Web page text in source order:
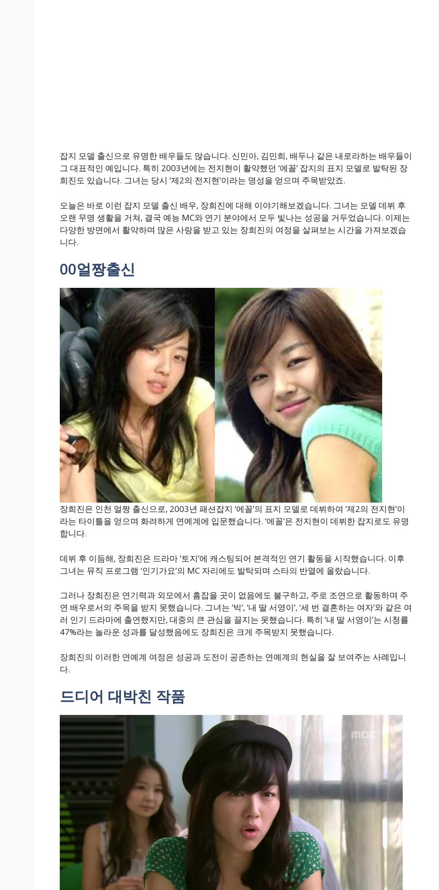
잡지 모델 출신으로 유명한 배우들도 많습니다. 신민아, 김민희, 배두나 같은 내로라하는 배우들이
그 대표적인 예입니다. 특히 2003년에는 전지현이 활약했던 ‘에꼴’ 잡지의 표지 모델로 발탁된 장
희진도 있습니다. 그녀는 당시 ‘제2의 전지현’이라는 명성을 얻으며 주목받았죠.
오늘은 바로 이런 잡지 모델 출신 배우, 장희진에 대해 이야기해보겠습니다. 그녀는 모델 데뷔 후
오랜 무명 생활을 거쳐, 결국 예능 MC와 연기 분야에서 모두 빛나는 성공을 거두었습니다. 이제는
다양한 방면에서 활약하며 많은 사랑을 받고 있는 장희진의 여정을 살펴보는 시간을 가져보겠습
니다.
00얼짱출신
장희진은 인천 얼짱 출신으로, 2003년 패션잡지 ‘에꼴’의 표지 모델로 데뷔하여 ‘제2의 전지현’이
라는 타이틀을 얻으며 화려하게 연예계에 입문했습니다. ‘에꼴’은 전지현이 데뷔한 잡지로도 유명
합니다.
데뷔 후 이듬해, 장희진은 드라마 ‘토지’에 캐스팅되어 본격적인 연기 활동을 시작했습니다. 이후
그녀는 뮤직 프로그램 ‘인기가요’의 MC 자리에도 발탁되며 스타의 반열에 올랐습니다.
그러나 장희진은 연기력과 외모에서 흠잡을 곳이 없음에도 불구하고, 주로 조연으로 활동하며 주
연 배우로서의 주목을 받지 못했습니다. 그녀는 ‘빅’, ‘내 딸 서영이’, ‘세 번 결혼하는 여자’와 같은 여
러 인기 드라마에 출연했지만, 대중의 큰 관심을 끌지는 못했습니다. 특히 ‘내 딸 서영이’는 시청률
47%라는 놀라운 성과를 달성했음에도 장희진은 크게 주목받지 못했습니다.
장희진의 이러한 연예계 여정은 성공과 도전이 공존하는 연예계의 현실을 잘 보여주는 사례입니
다.
드디어 대박친 작품